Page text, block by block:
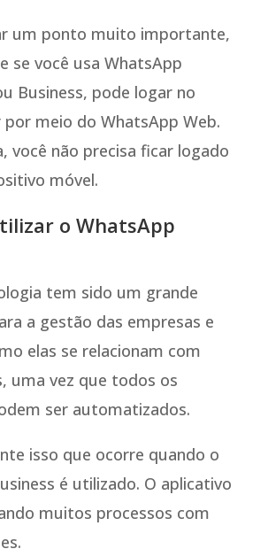
um ponto muito importante,
se você usa WhatsApp
Business, pode logar no
meio do WhatsApp Web.
você não precisa ficar logado
móvel.
o WhatsApp
tem sido um grande
a gestão das empresas e
elas se relacionam com
uma vez que todos os
ser automatizados.
isso que ocorre quando o
é utilizado. O aplicativo
muitos processos com